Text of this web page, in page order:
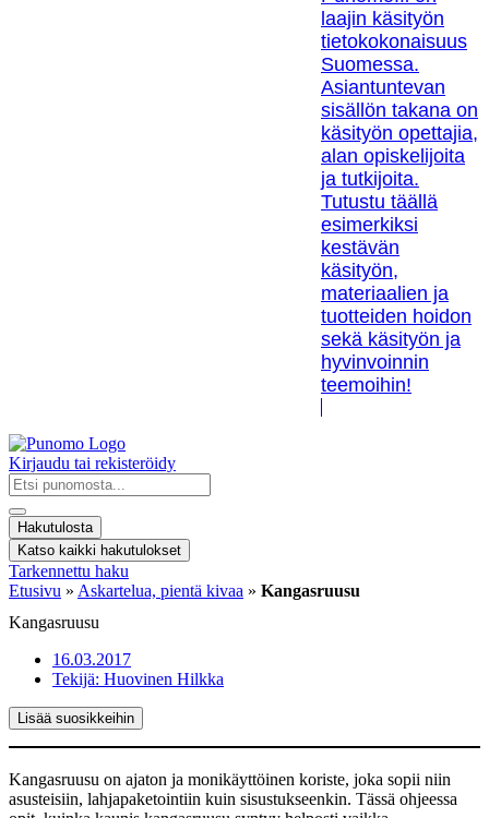
laajin käsityön
tietokokonaisuus
Suomessa.
Asiantuntevan
sisällön takana on
käsityön opettajia,
alan opiskelijoita
ja tutkijoita.
Tutustu täällä
esimerkiksi
kestävän
käsityön,
materiaalien ja
tuotteiden hoidon
sekä käsityön ja
hyvinvoinnin
teemoihin!
Kirjaudu tai rekisteröidy
Search
...
Hakutulosta
Katso kaikki hakutulokset
Tarkennettu haku
Etusivu » Askartelua, pientä kivaa » Kangasruusu
Kangasruusu
16.03.2017
Tekijä: Huovinen Hilkka
Lisää suosikkeihin
Kangasruusu on ajaton ja monikäyttöinen koriste, joka sopii niin
asusteisiin, lahjapaketointiin kuin sisustukseenkin. Tässä ohjeessa